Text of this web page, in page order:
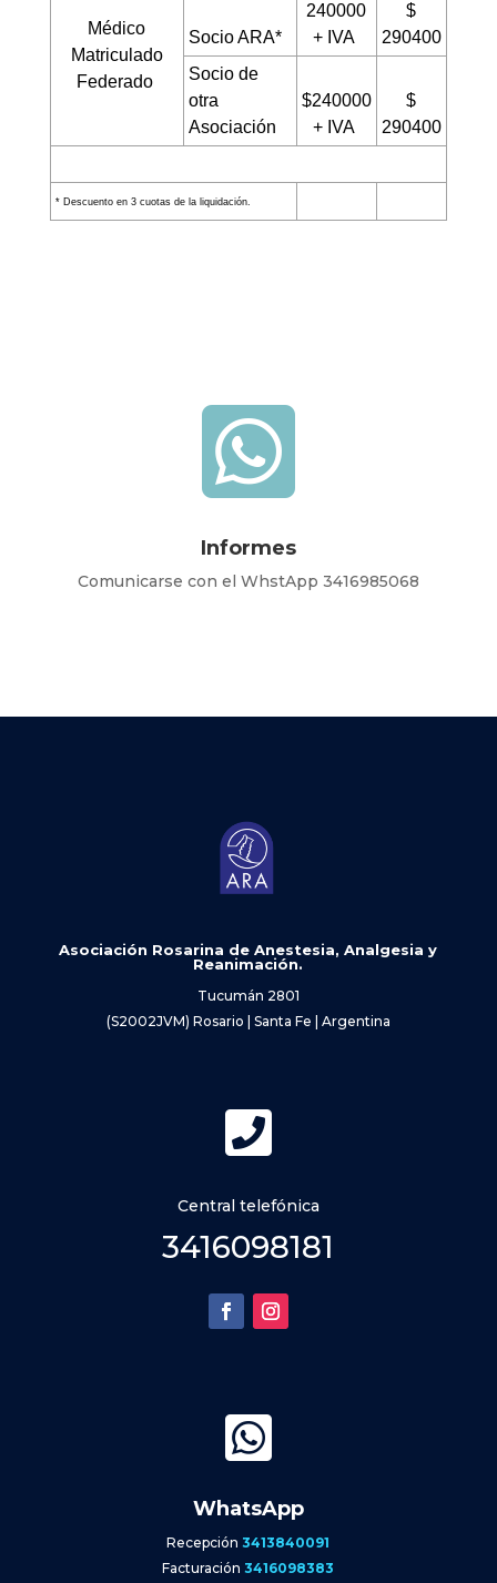
Médico
Matriculado
Federado
Socio ARA*
240000
+ IVA
$
290400
Socio de
otra
Asociación
$240000
+ IVA
$
290400
* Descuento en 3 cuotas de la liquidación.

Informes
Comunicarse con el WhstApp 3416985068
Asociación Rosarina de Anestesia, Analgesia y
Reanimación.
Tucumán 2801
(S2002JVM) Rosario | Santa Fe | Argentina

Central telefónica
3416098181

WhatsApp
Recepción3413840091
Facturación3416098383